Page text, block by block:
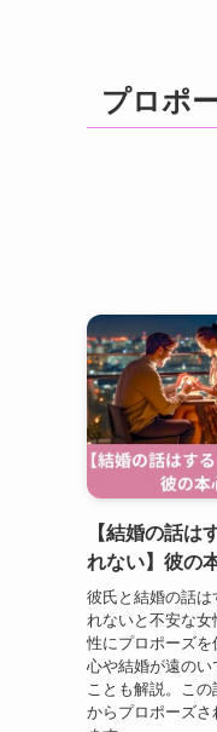
プロポ
【結婚の話は
れない】彼の
彼氏と結婚の話は
れないと不安な
性にプロポーズ
心や結婚が遠の
ことも解説。こ
からプロポーズ